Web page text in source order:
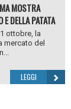
MOSTRA
DELLA PATATA
ottobre, la
mercato del
LEGGI